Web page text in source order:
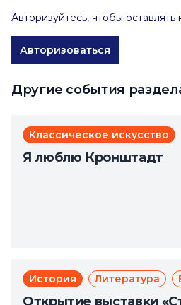
Авторизуйтесь, чтобы
Авторизоваться
Другие события
Классическое искусство
Я люблю Кронштадт
История Литература
Открытие выставки